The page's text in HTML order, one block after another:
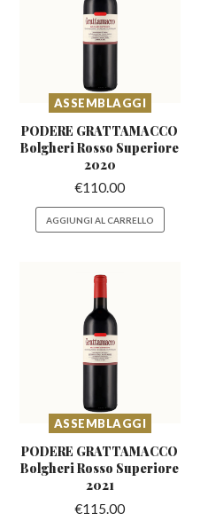
ASSEMBLAGGI
PODERE GRATTAMACCO
BolgheriRosso Superiore
2020
€110.00
AGGIUNGI AL CARRELLO
ASSEMBLAGGI
PODERE GRATTAMACCO
BolgheriRosso Superiore
2021
€115.00